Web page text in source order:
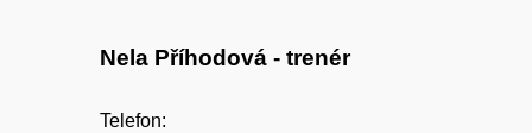
Nela Příhodová - trenér
Telefon: